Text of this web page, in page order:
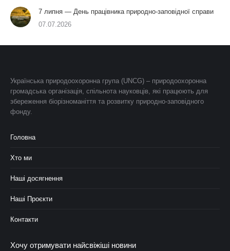
7 липня — День працівника природно-заповідної справи
07.07.2026
Українська природоохоронна група (UNCG) – природоохоронна
громадська організація, спільнота науковців, які працюють для
збереження біорізноманіття та розвитку природно-заповідного
фонду.
Головна
Хто ми
Наші досягнення
Наші Проєкти
Контакти
Хочу отримувати найсвіжіші новини